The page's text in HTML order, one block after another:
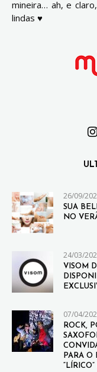
mineira… ah, e
lindas ♥
26/09/
SUA
NO
24/03/
VISOM
07/04/
ROCK,
PARA O